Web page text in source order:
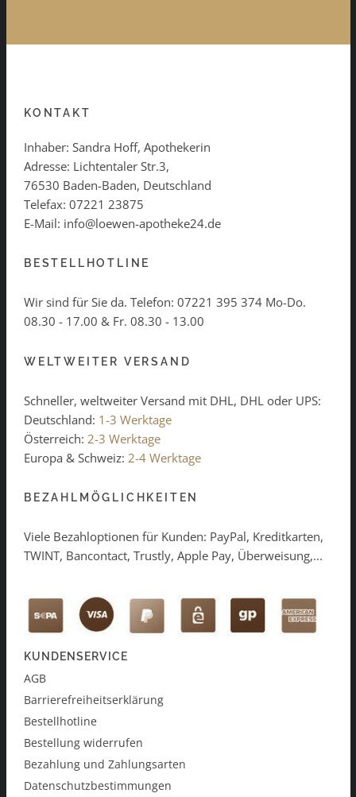
KONTAKT
Inhaber: Sandra Hoff, Apothekerin
Adresse: Lichtentaler Str.3,
76530 Baden-Baden, Deutschland
Telefax: 07221 23875
E-Mail: info@loewen-apotheke24.de
BESTELLHOTLINE
Wir sind für Sie da. Telefon: 07221 395 374 Mo-Do.
08.30 - 17.00 & Fr. 08.30 - 13.00
WELTWEITER VERSAND
Schneller, weltweiter Versand mit DHL, DHL oder UPS:
Deutschland: 1-3 Werktage
Österreich: 2-3 Werktage
Europa & Schweiz: 2-4 Werktage
BEZAHLMÖGLICHKEITEN
Viele Bezahloptionen für Kunden: PayPal, Kreditkarten,
TWINT, Bancontact, Trustly, Apple Pay, Überweisung,...
KUNDENSERVICE
AGB
Barrierefreiheitserklärung
Bestellhotline
Bestellung widerrufen
Bezahlung und Zahlungsarten
Datenschutzbestimmungen